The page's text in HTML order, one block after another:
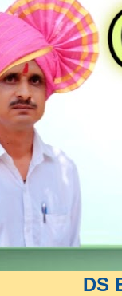
DS EDUTECH